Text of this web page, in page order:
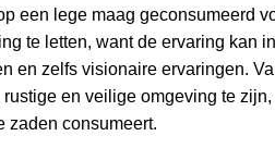
een lege maag geconsumeerd
te letten, want de ervaring kan
en zelfs visionaire ervaringen.
en veilige omgeving te zijn,
zaden consumeert.